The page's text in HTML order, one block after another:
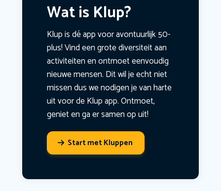
Wat is Klup?
Klup is dé app voor avontuurlijk 50-
plus! Vind een grote diversiteit aan
activiteiten en ontmoet eenvoudig
nieuwe mensen. Dit wil je echt niet
missen dus we nodigen je van harte
uit voor de Klup app. Ontmoet,
geniet en ga er samen op uit!
Start met Kluppen